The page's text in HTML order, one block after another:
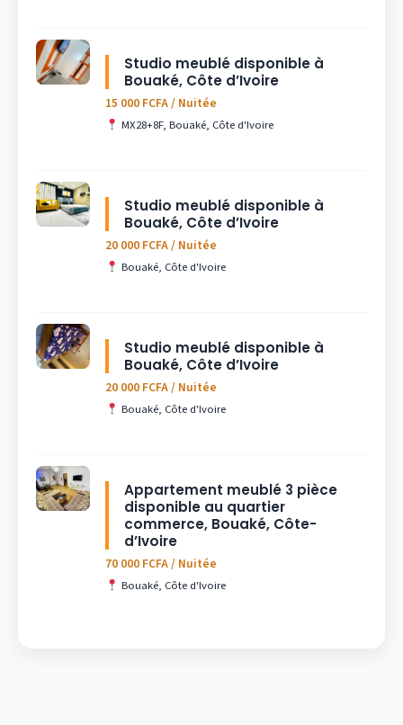
Studio meublé disponible à
Bouaké, Côte d’Ivoire
15 000 FCFA / Nuitée
MX28+8F, Bouaké, Côte d'Ivoire
Studio meublé disponible à
Bouaké, Côte d’Ivoire
20 000 FCFA / Nuitée
Bouaké, Côte d'Ivoire
Studio meublé disponible à
Bouaké, Côte d’Ivoire
20 000 FCFA / Nuitée
Bouaké, Côte d'Ivoire
Appartement meublé 3 pièce
disponible au quartier
commerce, Bouaké, Côte-
d’Ivoire
70 000 FCFA / Nuitée
Bouaké, Côte d'Ivoire